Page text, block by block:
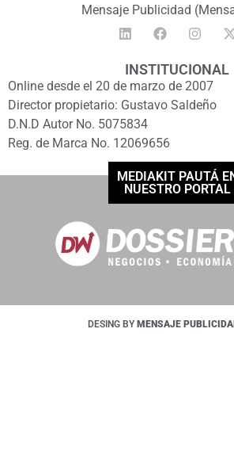
Mensaje Publicidad
INSTITUCIONAL
Online desde el 20 de marzo de 2007
Director propietario: Gustavo Saldeño
D.N.D Autor No. 5075834
Reg. de Marca No. 12069656
MEDIAKIT PAUTÁ
NUESTRO PORTAL
DESING BY MENSAJE